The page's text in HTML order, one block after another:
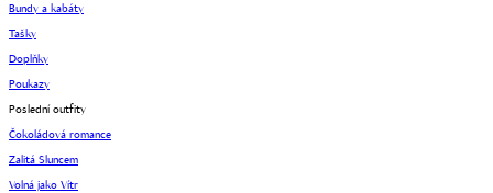
Bundy a kabáty
Tašky
Doplňky
Poukazy
Poslední outfity
Čokoládová romance
Zalitá Sluncem
Volná jako Vítr